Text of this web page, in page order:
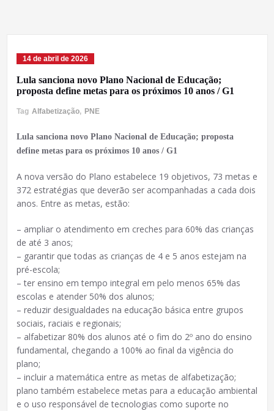
14 de abril de 2026
Lula sanciona novo Plano Nacional de Educação;
proposta define metas para os próximos 10 anos / G1
Tag Alfabetização, PNE
Lula sanciona novo Plano Nacional de Educação; proposta
define metas para os próximos 10 anos / G1
A nova versão do Plano estabelece 19 objetivos, 73 metas e
372 estratégias que deverão ser acompanhadas a cada dois
anos. Entre as metas, estão:
– ampliar o atendimento em creches para 60% das crianças
de até 3 anos;
– garantir que todas as crianças de 4 e 5 anos estejam na
pré-escola;
– ter ensino em tempo integral em pelo menos 65% das
escolas e atender 50% dos alunos;
– reduzir desigualdades na educação básica entre grupos
sociais, raciais e regionais;
– alfabetizar 80% dos alunos até o fim do 2º ano do ensino
fundamental, chegando a 100% ao final da vigência do
plano;
– incluir a matemática entre as metas de alfabetização;
plano também estabelece metas para a educação ambiental
e o uso responsável de tecnologias como suporte no